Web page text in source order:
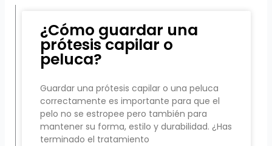
¿Cómo guardar una
prótesis capilar o
peluca?
Guardar una prótesis capilar o una peluca
correctamente es importante para que el
pelo no se estropee pero también para
mantener su forma, estilo y durabilidad. ¿Has
terminado el tratamiento